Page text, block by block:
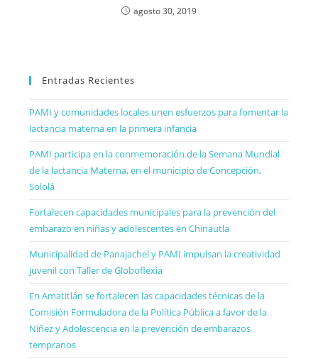
agosto 30, 2019
Entradas Recientes
PAMI y comunidades locales unen esfuerzos para fomentar la
lactancia materna en la primera infancia
PAMI participa en la conmemoración de la Semana Mundial
de la lactancia Materna, en el municipio de Concepción,
Sololá
Fortalecen capacidades municipales para la prevención del
embarazo en niñas y adolescentes en Chinautla
Municipalidad de Panajachel y PAMI impulsan la creatividad
juvenil con Taller de Globoflexia
En Amatitlán se fortalecen las capacidades técnicas de la
Comisión Formuladora de la Política Pública a favor de la
Niñez y Adolescencia en la prevención de embarazos
tempranos